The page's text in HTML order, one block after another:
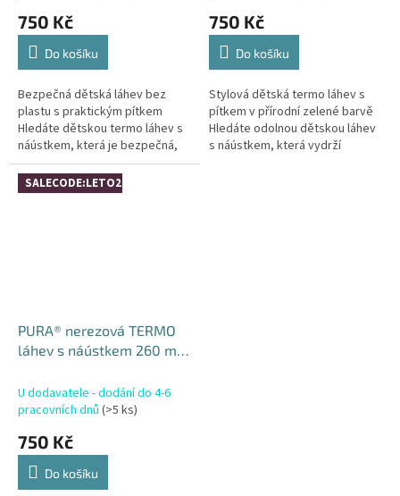
750 Kč
Do košíku
Bezpečná dětská láhev bez
plastu s praktickým pítkem
Hledáte dětskou termo láhev s
náústkem, která je bezpečná,
odolná a zároveň ekologická?
PURA® TERMO láhev 260 ml /
Aqua s...
750 Kč
Do košíku
Stylová dětská termo láhev s
pítkem v přírodní zelené barvě
Hledáte odolnou dětskou láhev
s náústkem, která vydrží
SALECODE:LETO26:4:%
PURA® nerezová TERMO
láhev s náústkem 260 ml
U dodavatele - dodání do 4-6
pracovních dnů (>5 ks)
750 Kč
Do košíku